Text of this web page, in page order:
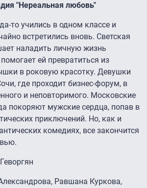
"Нереальная любовь"
то учились в одном классе и
встретились вновь. Светская
наладить личную жизнь
ей превратиться из
в роковую красотку. Девушки
где проходит бизнес-форум, в
и неповторимого. Московские
покоряют мужские сердца, попав в
приключений. Но, как и
комедиях, все закончится
Равшана Куркова,